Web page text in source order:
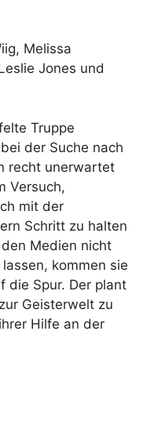
Melissa
Jones und
Truppe
der Suche nach
recht unerwartet
Versuch,
mit der
Schritt zu halten
Medien nicht
kommen sie
die Spur. Der plant
Geisterwelt zu
Hilfe an der